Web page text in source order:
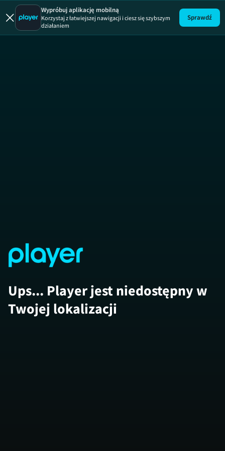
Wypróbuj aplikację mobilną
Korzystaj z łatwiejszej nawigacji i ciesz się szybszym
działaniem
Sprawdź
Ups... Player jest niedostępny w
Twojej lokalizacji